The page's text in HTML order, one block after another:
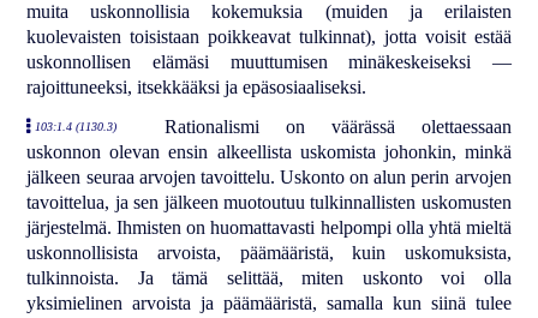
muita uskonnollisia kokemuksia (muiden ja erilaisten
kuolevaisten toisistaan poikkeavat tulkinnat), jotta voisit estää
uskonnollisen elämäsi muuttumisen minäkeskeiseksi —
rajoittuneeksi, itsekkääksi ja epäsosiaaliseksi.
103:1.4 (1130.3)
Rationalismi on väärässä olettaessaan
uskonnon olevan ensin alkeellista uskomista johonkin, minkä
jälkeen seuraa arvojen tavoittelu. Uskonto on alun perin arvojen
tavoittelua, ja sen jälkeen muotoutuu tulkinnallisten uskomusten
järjestelmä. Ihmisten on huomattavasti helpompi olla yhtä mieltä
uskonnollisista arvoista, päämääristä, kuin uskomuksista,
tulkinnoista. Ja tämä selittää, miten uskonto voi olla
yksimielinen arvoista ja päämääristä, samalla kun siinä tulee